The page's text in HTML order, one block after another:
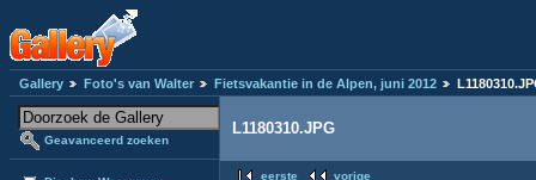
Gallery Foto's van Walter Fietsvakantie in de Alpen, juni 2012
Geavanceerd zoeken
L1180310.JPG
eerste vorige